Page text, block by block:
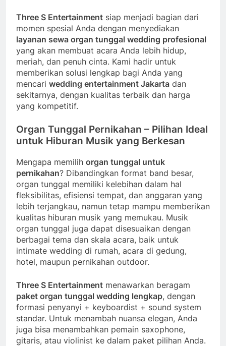
Three S Entertainment siap menjadi bagian dari
momen spesial Anda dengan menyediakan
layanan sewa organ tunggal wedding profesional
yang akan membuat acara Anda lebih hidup,
meriah, dan penuh cinta. Kami hadir untuk
memberikan solusi lengkap bagi Anda yang
mencari wedding entertainment Jakarta dan
sekitarnya, dengan kualitas terbaik dan harga
yang kompetitif.
Organ Tunggal Pernikahan – Pilihan Ideal
untuk Hiburan Musik yang Berkesan
Mengapa memilih organ tunggal untuk
pernikahan? Dibandingkan format band besar,
organ tunggal memiliki kelebihan dalam hal
fleksibilitas, efisiensi tempat, dan anggaran yang
lebih terjangkau, namun tetap mampu memberikan
kualitas hiburan musik yang memukau. Musik
organ tunggal juga dapat disesuaikan dengan
berbagai tema dan skala acara, baik untuk
intimate wedding di rumah, acara di gedung,
hotel, maupun pernikahan outdoor.
Three S Entertainment menawarkan beragam
paket organ tunggal wedding lengkap, dengan
formasi penyanyi + keyboardist + sound system
standar. Untuk menambah nuansa elegan, Anda
juga bisa menambahkan pemain saxophone,
gitaris, atau violinist ke dalam paket pilihan Anda.